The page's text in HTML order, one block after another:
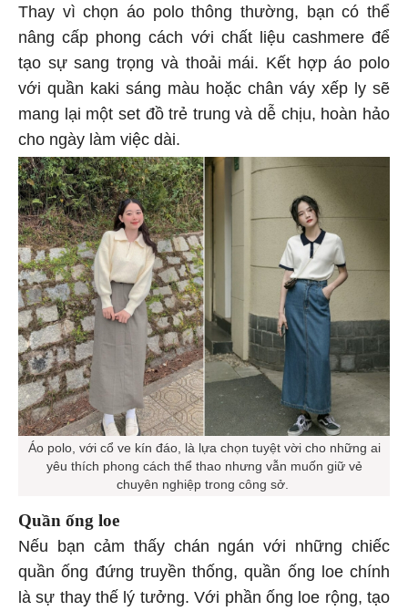
Thay vì chọn áo polo thông thường, bạn có thể
nâng cấp phong cách với chất liệu cashmere để
tạo sự sang trọng và thoải mái. Kết hợp áo polo
với quần kaki sáng màu hoặc chân váy xếp ly sẽ
mang lại một set đồ trẻ trung và dễ chịu, hoàn hảo
cho ngày làm việc dài.
Áo polo, với cổ ve kín đáo, là lựa chọn tuyệt vời cho những ai
yêu thích phong cách thể thao nhưng vẫn muốn giữ vẻ
chuyên nghiệp trong công sở.
Quần ống loe
Nếu bạn cảm thấy chán ngán với những chiếc
quần ống đứng truyền thống, quần ống loe chính
là sự thay thế lý tưởng. Với phần ống loe rộng, tạo